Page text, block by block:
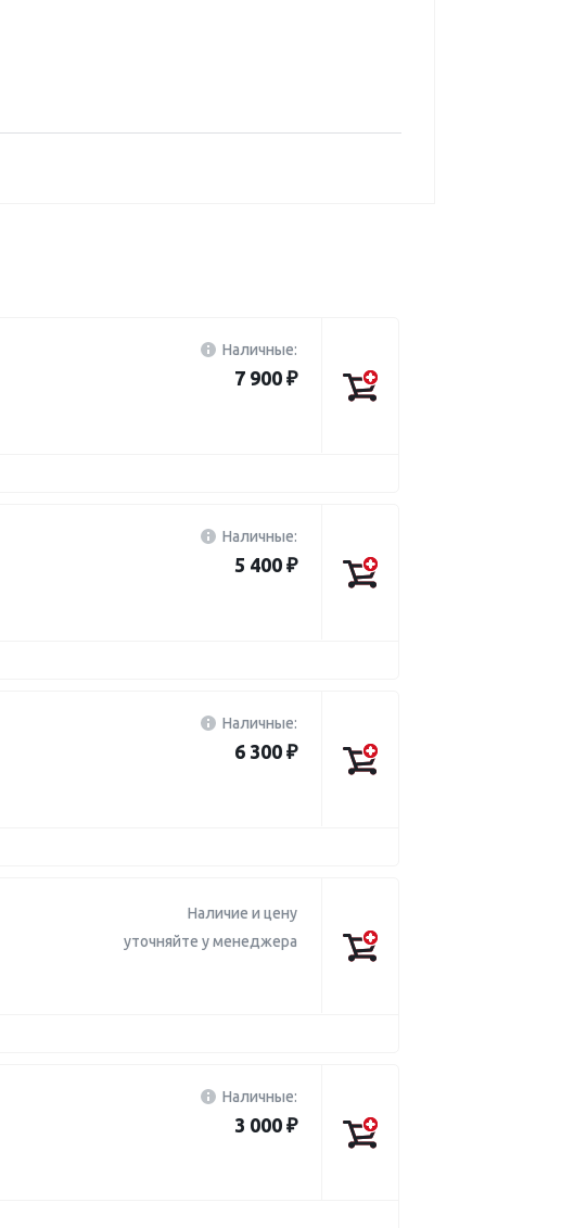
Наличные:
7 900 ₽
Наличные:
5 400 ₽
Наличные:
6 300 ₽
Наличие и цену
уточняйте у менеджера
Наличные:
3 000 ₽